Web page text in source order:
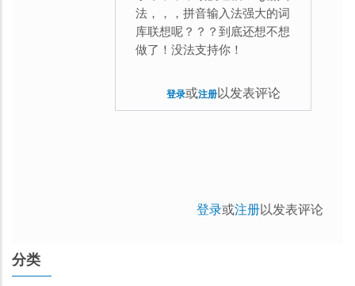
法，，，拼音输入法强大的词
库联想呢？？？到底还想不想
做了！没法支持你！
登录或注册以发表评论
登录或注册以发表评论
分类